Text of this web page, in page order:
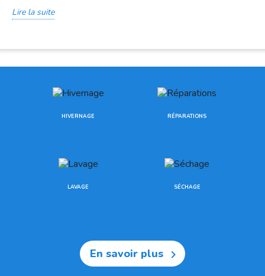
Lire la suite
HIVERNAGE RÉPARATIONS
LAVAGE SÉCHAGE
En savoir plus 